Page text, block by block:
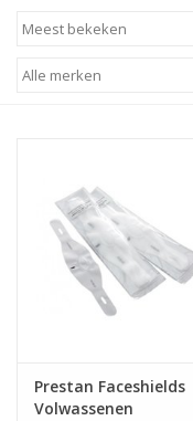
Trainingen
Prestan Faceshields
Volwassenen